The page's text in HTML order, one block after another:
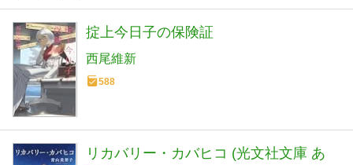
掟上今日子の保険証
西尾維新
588
リカバリー・カバヒコ (光文社文庫 あ